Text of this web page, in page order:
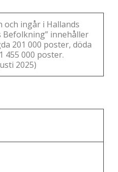
och ingår i Hallands
Befolkning” innehåller
201 000 poster, döda
455 000 poster.
2025)